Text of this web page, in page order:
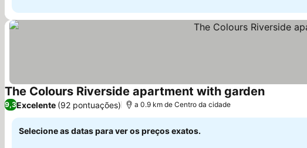
The Colours Riverside apartment with gardenVer preços
9,3Excelente (92 pontuações) a 0.9 km de Centro da cidade
Selecione as datas para ver os preços exatos.